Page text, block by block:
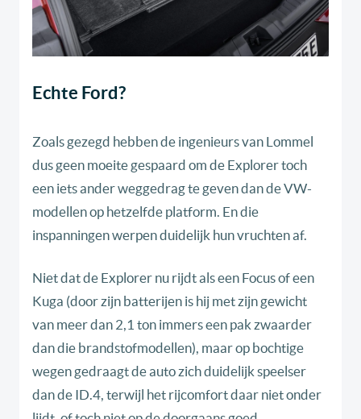
Echte Ford?
Zoals gezegd hebben de ingenieurs van Lommel
dus geen moeite gespaard om de Explorer toch
een iets ander weggedrag te geven dan de VW-
modellen op hetzelfde platform. En die
inspanningen werpen duidelijk hun vruchten af.
Niet dat de Explorer nu rijdt als een Focus of een
Kuga (door zijn batterijen is hij met zijn gewicht
van meer dan 2,1 ton immers een pak zwaarder
dan die brandstofmodellen), maar op bochtige
wegen gedraagt de auto zich duidelijk speelser
dan de ID.4, terwijl het rijcomfort daar niet onder